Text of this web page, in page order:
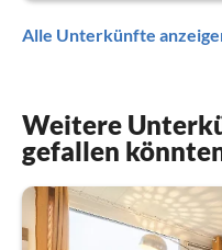
Alle Unterkünfte
Weitere
gefallen